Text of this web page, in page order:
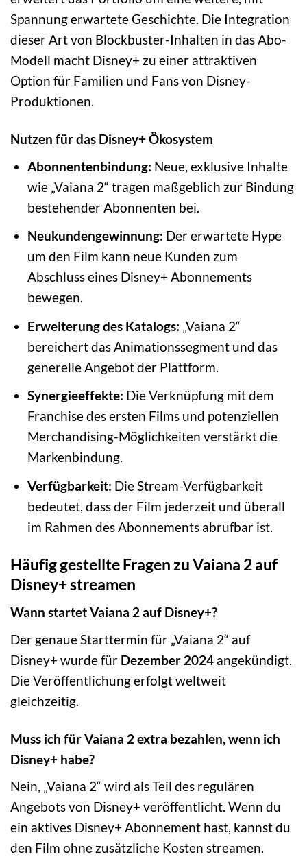
Spannung erwartete Geschichte. Die Integration
dieser Art von Blockbuster-Inhalten in das Abo-
Modell macht Disney+ zu einer attraktiven
Option für Familien und Fans von Disney-
Produktionen.
Nutzen für das Disney+ Ökosystem
Abonnentenbindung: Neue, exklusive Inhalte
wie „Vaiana 2“ tragen maßgeblich zur Bindung
bestehender Abonnenten bei.
Neukundengewinnung: Der erwartete Hype
um den Film kann neue Kunden zum
Abschluss eines Disney+ Abonnements
bewegen.
Erweiterung des Katalogs: „Vaiana 2“
bereichert das Animationssegment und das
generelle Angebot der Plattform.
Synergieeffekte: Die Verknüpfung mit dem
Franchise des ersten Films und potenziellen
Merchandising-Möglichkeiten verstärkt die
Markenbindung.
Verfügbarkeit: Die Stream-Verfügbarkeit
bedeutet, dass der Film jederzeit und überall
im Rahmen des Abonnements abrufbar ist.
Häufig gestellte Fragen zu Vaiana 2 auf
Disney+ streamen
Wann startet Vaiana 2 auf Disney+?
Der genaue Starttermin für „Vaiana 2“ auf
Disney+ wurde für Dezember 2024 angekündigt.
Die Veröffentlichung erfolgt weltweit
gleichzeitig.
Muss ich für Vaiana 2 extra bezahlen, wenn ich
Disney+ habe?
Nein, „Vaiana 2“ wird als Teil des regulären
Angebots von Disney+ veröffentlicht. Wenn du
ein aktives Disney+ Abonnement hast, kannst du
den Film ohne zusätzliche Kosten streamen.